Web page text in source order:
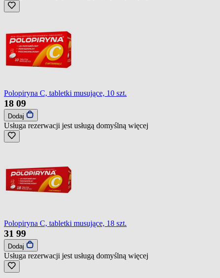
Polopiryna C, tabletki musujące, 10 szt.
18 09
Dodaj
Usługa rezerwacji jest usługą domyślną więcej
Polopiryna C, tabletki musujące, 18 szt.
31 99
Dodaj
Usługa rezerwacji jest usługą domyślną więcej